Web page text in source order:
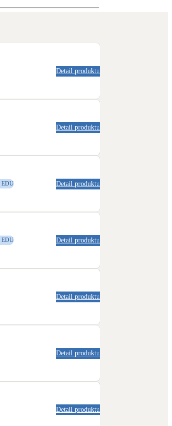
Detail produktu
Detail produktu
EDU Detail produktu
EDU Detail produktu
Detail produktu
Detail produktu
Detail produktu